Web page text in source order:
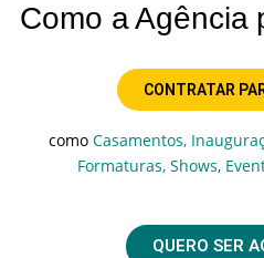
Como a Agência
CONTRATAR
como Casamentos,
Formaturas, Shows,
QUERO SER